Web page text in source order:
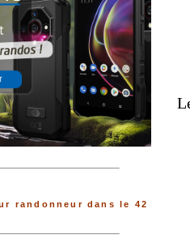
randonneur dans le 42